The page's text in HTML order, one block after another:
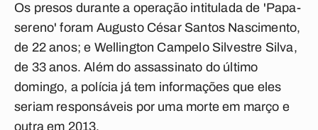
Os presos durante a operação intitulada de 'Papa-
sereno' foram Augusto César Santos Nascimento,
de 22 anos; e Wellington Campelo Silvestre Silva,
de 33 anos. Além do assassinato do último
domingo, a polícia já tem informações que eles
seriam responsáveis por uma morte em março e
outra em 2013.